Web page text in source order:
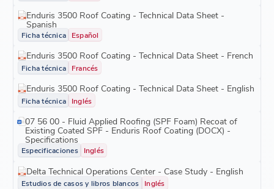
Enduris 3500 Roof Coating - Technical Data Sheet -
Spanish
Ficha técnica Español
Enduris 3500 Roof Coating - Technical Data Sheet - French
Ficha técnica Francés
Enduris 3500 Roof Coating - Technical Data Sheet - English
Ficha técnica Inglés
07 56 00 - Fluid Applied Roofing (SPF Foam) Recoat of
Existing Coated SPF - Enduris Roof Coating (DOCX) -
Specifications
Especificaciones Inglés
Delta Technical Operations Center - Case Study - English
Estudios de casos y libros blancos Inglés